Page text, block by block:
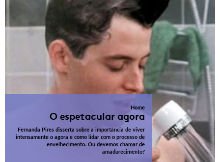
Home
O espetacular agora
Fernanda Pires disserta sobre a importância de viver
intensamente o agora e como lidar com o processo de
envelhecimento. Ou devemos chamar de
amadurecimento?